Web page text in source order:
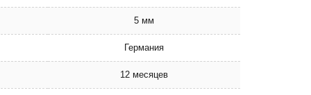
5 мм
Германия
12 месяцев